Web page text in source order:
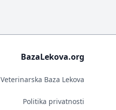
BazaLekova.org
Veterinarska Baza Lekova
Politika privatnosti